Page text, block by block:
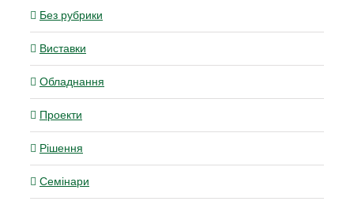
Без рубрики
Виставки
Обладнання
Проекти
Рішення
Семінари